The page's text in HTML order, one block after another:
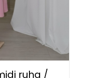
ruha /